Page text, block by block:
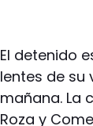
El detenido
lentes de su
mañana. La
Roza y